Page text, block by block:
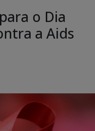
o Dia
a Aids